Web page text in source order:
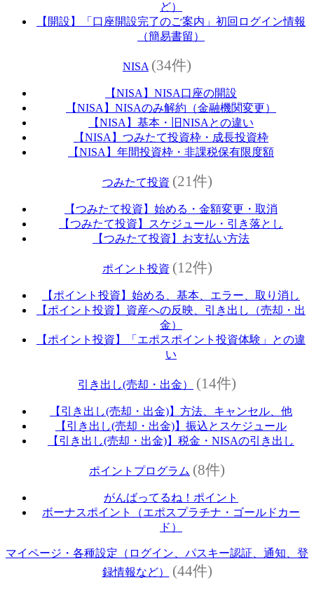
ど）
【開設】「口座開設完了のご案内」初回ログイン情報
（簡易書留）
NISA (34件)
【NISA】NISA口座の開設
【NISA】NISAのみ解約（金融機関変更）
【NISA】基本・旧NISAとの違い
【NISA】つみたて投資枠・成長投資枠
【NISA】年間投資枠・非課税保有限度額
つみたて投資 (21件)
【つみたて投資】始める・金額変更・取消
【つみたて投資】スケジュール・引き落とし
【つみたて投資】お支払い方法
ポイント投資 (12件)
【ポイント投資】始める、基本、エラー、取り消し
【ポイント投資】資産への反映、引き出し（売却・出
金）
【ポイント投資】「エポスポイント投資体験」との違
い
引き出し(売却・出金） (14件)
【引き出し(売却・出金)】方法、キャンセル、他
【引き出し(売却・出金)】振込とスケジュール
【引き出し(売却・出金)】税金・NISAの引き出し
ポイントプログラム (8件)
がんばってるね！ポイント
ボーナスポイント（エポスプラチナ・ゴールドカー
ド）
マイページ・各種設定（ログイン、パスキー認証、通知、登
録情報など）
(44件)